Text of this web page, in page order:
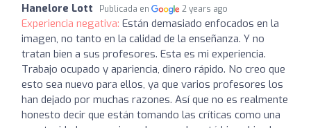
Hanelore Lott Publicada en 2 years ago
Experiencia negativa: Están demasiado enfocados en la
imagen, no tanto en la calidad de la enseñanza. Y no
tratan bien a sus profesores. Esta es mi experiencia.
Trabajo ocupado y apariencia, dinero rápido. No creo que
esto sea nuevo para ellos, ya que varios profesores los
han dejado por muchas razones. Así que no es realmente
honesto decir que están tomando las críticas como una